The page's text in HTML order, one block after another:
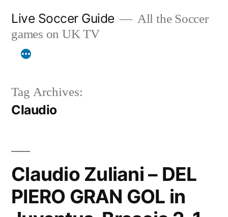
content
Live Soccer Guide
All the Soccer
games on UK TV
Tag Archives:
Claudio
Claudio Zuliani – DEL
PIERO GRAN GOL in